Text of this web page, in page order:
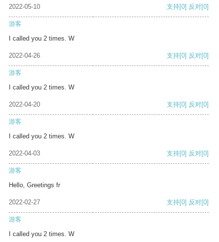
2022-05-10 支持[0] 反对[0]
游客
I called you 2 times. W
2022-04-26 支持[0] 反对[0]
游客
I called you 2 times. W
2022-04-20 支持[0] 反对[0]
游客
I called you 2 times. W
2022-04-03 支持[0] 反对[0]
游客
Hello, Greetings fr
2022-02-27 支持[0] 反对[0]
游客
I called you 2 times. W